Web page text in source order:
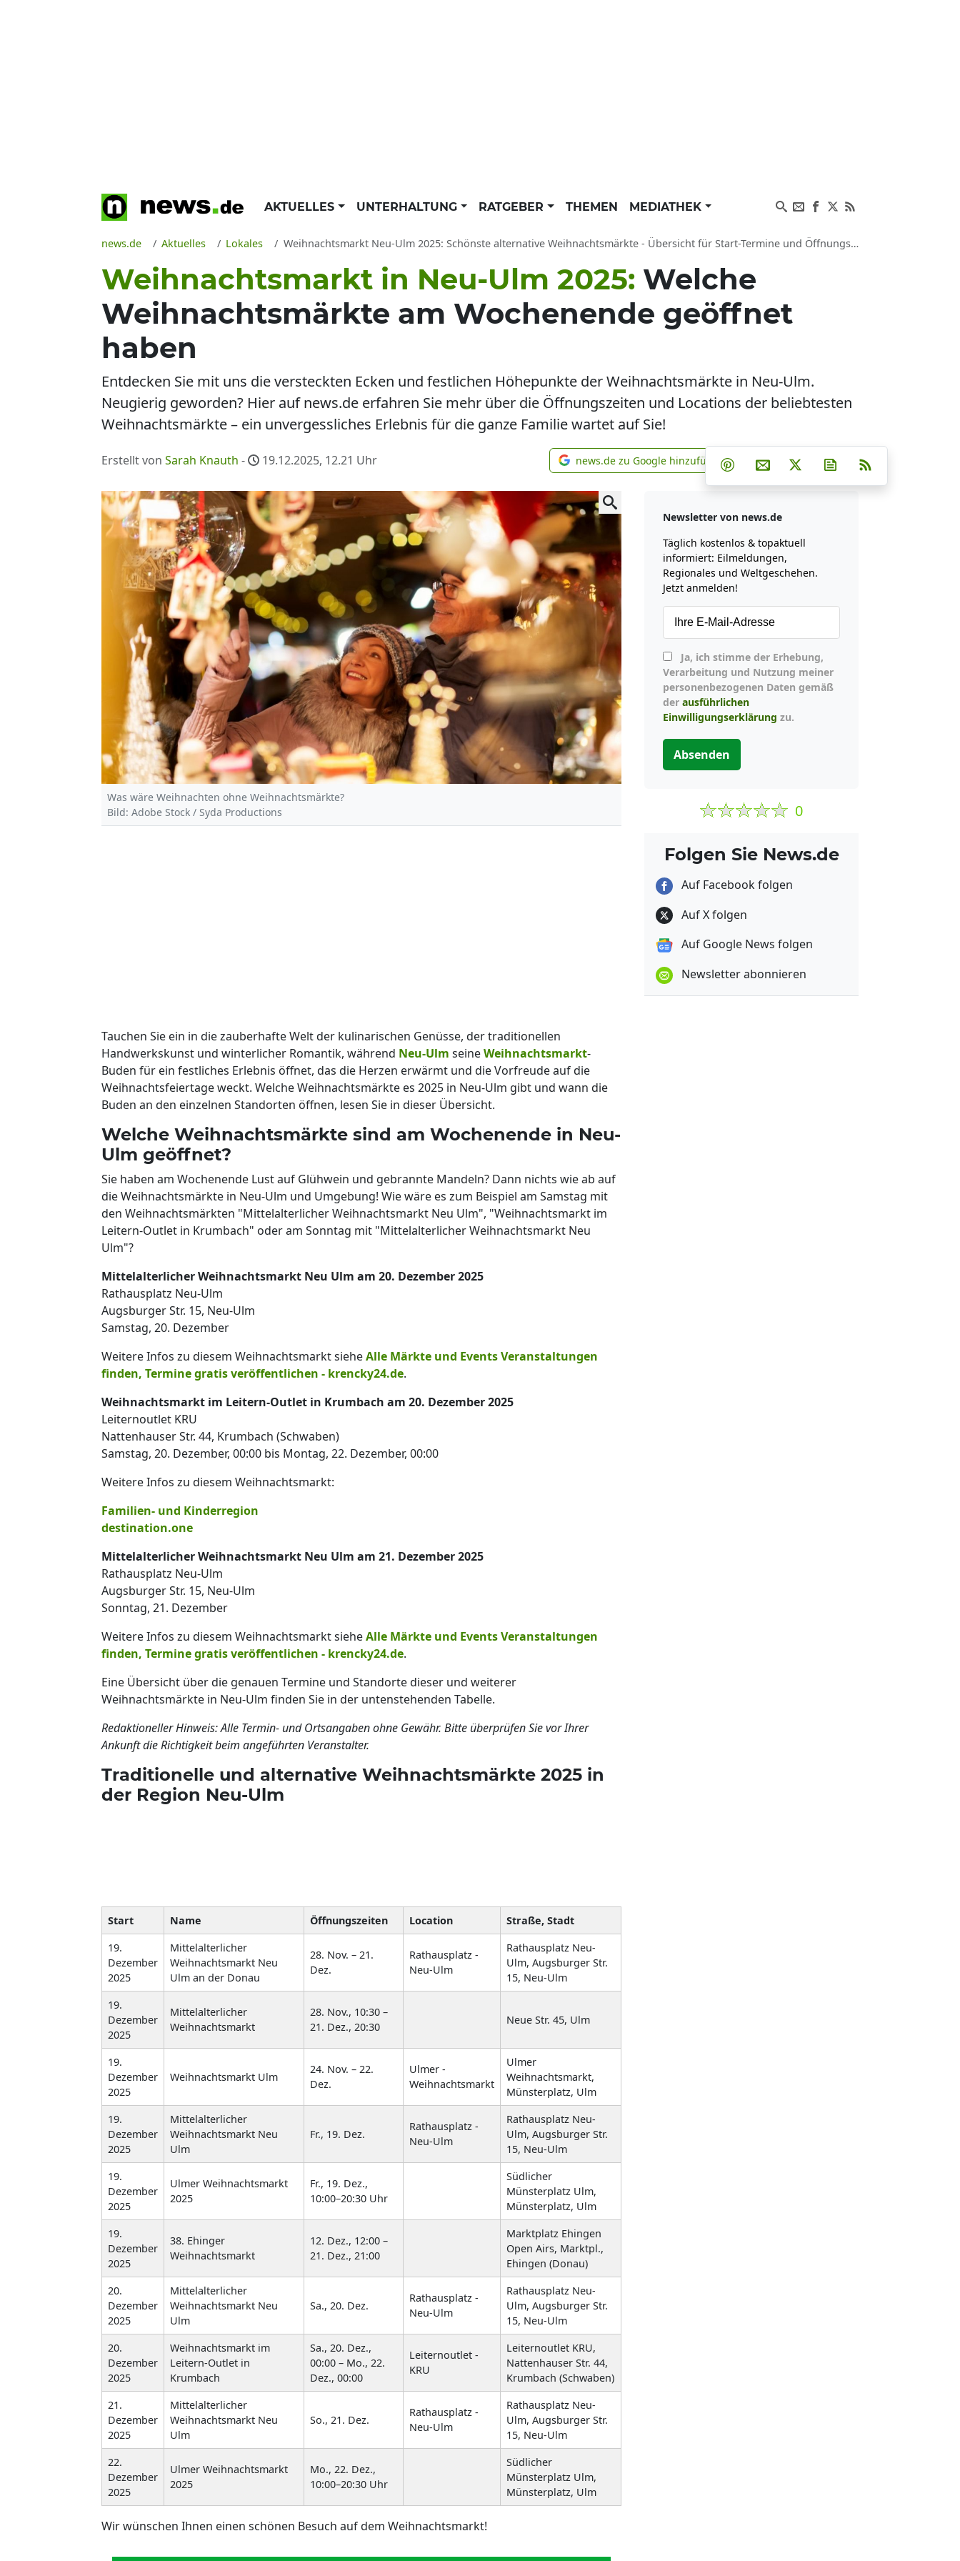
AKTUELLES UNTERHALTUNG RATGEBER THEMEN MEDIATHEK
news.de Aktuelles Lokales Weihnachtsmarkt Neu-Ulm 2025: Schönste alternative Weihnachtsmärkte - Übersicht für Start-Termine und Öffnungszeiten
Weihnachtsmarkt in Neu-Ulm 2025: Welche
Weihnachtsmärkte am Wochenende geöffnet
haben
Entdecken Sie mit uns die versteckten Ecken und festlichen Höhepunkte der Weihnachtsmärkte in Neu-Ulm.
Neugierig geworden? Hier auf news.de erfahren Sie mehr über die Öffnungszeiten und Locations der beliebtesten
Weihnachtsmärkte – ein unvergessliches Erlebnis für die ganze Familie wartet auf Sie!
Erstellt von Sarah Knauth - 19.12.2025, 12.21 Uhr news.de zu Google hinzufügen
news.de zu Google hinzufügen Teilen auf Facebook
Teilen auf Whatsapp
Teilen auf Telegram
Teilen auf Pinterest
Per E-Mail teilen
Post auf XNewsletter
Was wäre Weihnachten ohne Weihnachtsmärkte?
Bild: Adobe Stock / Syda Productions
Tauchen Sie ein in die zauberhafte Welt der kulinarischen Genüsse, der traditionellen
Handwerkskunst und winterlicher Romantik, während Neu-Ulm seineWeihnachtsmarkt-
Buden für ein festliches Erlebnis öffnet, das die Herzen erwärmt und die Vorfreude auf die
Weihnachtsfeiertage weckt. Welche Weihnachtsmärkte es 2025 in Neu-Ulm gibt und wann die
Buden an den einzelnen Standorten öffnen, lesen Sie in dieser Übersicht.
Welche Weihnachtsmärkte sind am Wochenende in Neu-
Ulm geöffnet?
Sie haben am Wochenende Lust auf Glühwein und gebrannte Mandeln? Dann nichts wie ab auf
die Weihnachtsmärkte in Neu-Ulm und Umgebung! Wie wäre es zum Beispiel am Samstag mit
den Weihnachtsmärkten "Mittelalterlicher Weihnachtsmarkt Neu Ulm", "Weihnachtsmarkt im
Leitern-Outlet in Krumbach" oder am Sonntag mit "Mittelalterlicher Weihnachtsmarkt Neu
Ulm"?
Mittelalterlicher Weihnachtsmarkt Neu Ulm am 20. Dezember 2025
Rathausplatz Neu-Ulm
Augsburger Str. 15, Neu-Ulm
Samstag, 20. Dezember
Weitere Infos zu diesem Weihnachtsmarkt sieheAlle Märkte und Events Veranstaltungen
finden, Termine gratis veröffentlichen - krencky24.de.
Weihnachtsmarkt im Leitern-Outlet in Krumbach am 20. Dezember 2025
Leiternoutlet KRU
Nattenhauser Str. 44, Krumbach (Schwaben)
Samstag, 20. Dezember, 00:00 bis Montag, 22. Dezember, 00:00
Weitere Infos zu diesem Weihnachtsmarkt:
Familien- und Kinderregion
destination.one
Mittelalterlicher Weihnachtsmarkt Neu Ulm am 21. Dezember 2025
Rathausplatz Neu-Ulm
Augsburger Str. 15, Neu-Ulm
Sonntag, 21. Dezember
Weitere Infos zu diesem Weihnachtsmarkt sieheAlle Märkte und Events Veranstaltungen
finden, Termine gratis veröffentlichen - krencky24.de.
Eine Übersicht über die genauen Termine und Standorte dieser und weiterer
Weihnachtsmärkte in Neu-Ulm finden Sie in der untenstehenden Tabelle.
Redaktioneller Hinweis: Alle Termin- und Ortsangaben ohne Gewähr. Bitte überprüfen Sie vor Ihrer
Ankunft die Richtigkeit beim angeführten Veranstalter.
Traditionelle und alternative Weihnachtsmärkte 2025 in
der Region Neu-Ulm
Start Name Öffnungszeiten Location
Straße, Stadt
19.
Dezember
2025
Mittelalterlicher
Weihnachtsmarkt Neu
Ulm an der Donau
28. Nov. – 21.
Dez.
Rathausplatz -
Neu-Ulm
Rathausplatz Neu-
Ulm, Augsburger Str.
15, Neu-Ulm
19.
Dezember
2025
Mittelalterlicher
Weihnachtsmarkt
28. Nov., 10:30 –
21. Dez., 20:30
Neue Str. 45, Ulm
19.
Dezember
2025
Weihnachtsmarkt Ulm
24. Nov. – 22.
Dez.
Ulmer -
Weihnachtsmarkt
Ulmer
Weihnachtsmarkt,
Münsterplatz, Ulm
19.
Dezember
2025
Mittelalterlicher
Weihnachtsmarkt Neu
Ulm
Fr., 19. Dez.
Rathausplatz -
Neu-Ulm
Rathausplatz Neu-
Ulm, Augsburger Str.
15, Neu-Ulm
19.
Dezember
2025
Ulmer Weihnachtsmarkt
2025
Fr., 19. Dez.,
10:00–20:30 Uhr
Südlicher
Münsterplatz Ulm,
Münsterplatz, Ulm
19.
Dezember
2025
38. Ehinger
Weihnachtsmarkt
12. Dez., 12:00 –
21. Dez., 21:00
Marktplatz Ehingen
Open Airs, Marktpl.,
Ehingen (Donau)
20.
Dezember
2025
Mittelalterlicher
Weihnachtsmarkt Neu
Ulm
Sa., 20. Dez.
Rathausplatz -
Neu-Ulm
Rathausplatz Neu-
Ulm, Augsburger Str.
15, Neu-Ulm
20.
Dezember
2025
Weihnachtsmarkt im
Leitern-Outlet in
Krumbach
Sa., 20. Dez.,
00:00 – Mo., 22.
Dez., 00:00
Leiternoutlet -
KRU
Leiternoutlet KRU,
Nattenhauser Str. 44,
Krumbach (Schwaben)
21.
Dezember
2025
Mittelalterlicher
Weihnachtsmarkt Neu
Ulm
So., 21. Dez.
Rathausplatz -
Neu-Ulm
Rathausplatz Neu-
Ulm, Augsburger Str.
15, Neu-Ulm
22.
Dezember
2025
Ulmer Weihnachtsmarkt
2025
Mo., 22. Dez.,
10:00–20:30 Uhr
Südlicher
Münsterplatz Ulm,
Münsterplatz, Ulm
Wir wünschen Ihnen einen schönen Besuch auf dem Weihnachtsmarkt!
Newsletter von news.de
Täglich kostenlos & topaktuell
informiert: Eilmeldungen,
Regionales und Weltgeschehen.
Jetzt anmelden!
Verarbeitung und Nutzung meiner
personenbezogenen Daten gemäß
der ausführlichen
Einwilligungserklärung zu.
Absenden
0
Folgen Sie News.de
Auf Facebook folgen
Auf X folgen
Auf Google News folgen
Newsletter abonnieren